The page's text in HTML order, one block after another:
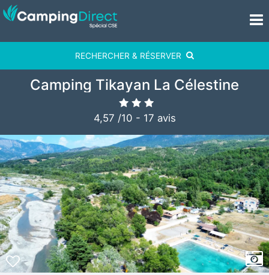
RECHERCHER & RÉSERVER
Camping Tikayan La Célestine
4,57 /10 - 17 avis